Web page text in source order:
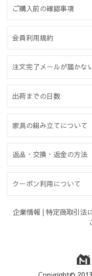
ご購入前の確認事項
会員利用規約
注文完了メールが届かな
出荷までの日数
家具の組み立てについて
返品・交換・返金の方法
クーポン利用について
企業情報 | 特定商取引法